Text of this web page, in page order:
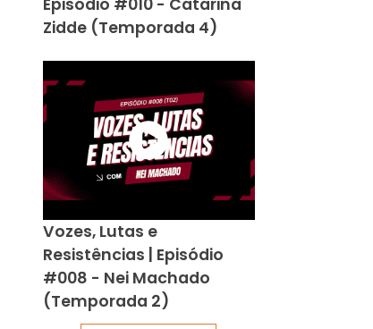
Zidde (Temporada 4)
Vozes, Lutas e
Resistências | Episódio
#008 - Nei Machado
(Temporada 2)